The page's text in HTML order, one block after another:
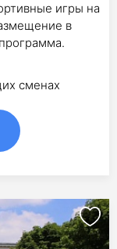
игры на
в
сменах